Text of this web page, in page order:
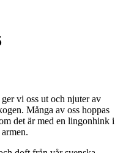
gervi oss ut och njuter av
. Många av oss hoppas
det ärmed en lingonhink i
armen.